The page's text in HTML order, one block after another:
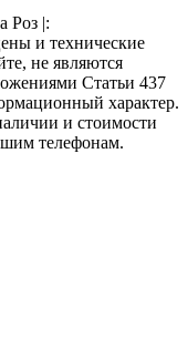
Роз |:
и технические
не являются
Статьи 437
характер.
и стоимости
телефонам.